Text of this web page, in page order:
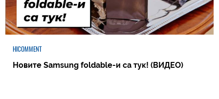
HICOMMENT
Новите Samsung foldable-и са тук! (ВИДЕО)